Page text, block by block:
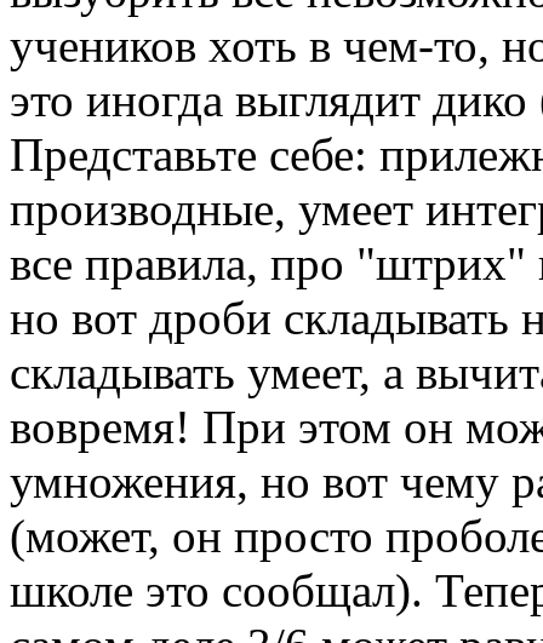
учеников хоть в чем-то,
это иногда выглядит
Представьте себе:
производные, умеет
все правила, про
но вот дроби складывать
складывать умеет, а
вовремя! При этом он
умножения, но вот чему
(может, он просто
школе это сообщал).